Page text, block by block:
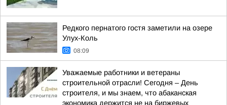
Редкого пернатого гостя заметили на озере
Улух-Коль
08:09
Уважаемые работники и ветераны
строительной отрасли! Сегодня – День
строителя, и мы знаем, что абаканская
экономика держится не на биржевых